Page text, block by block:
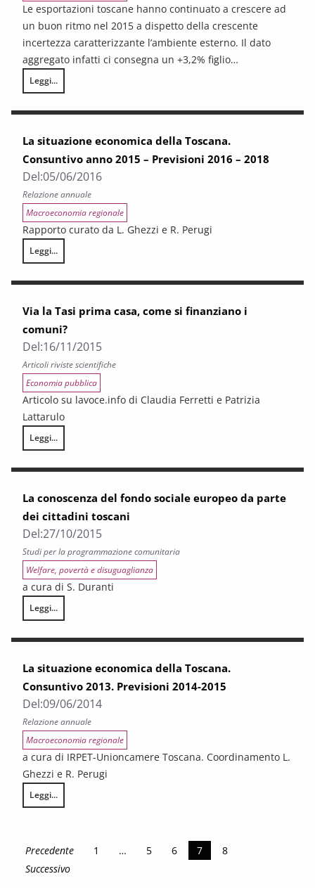
Le esportazioni toscane hanno continuato a crescere ad
un buon ritmo nel 2015 a dispetto della crescente
incertezza caratterizzante l’ambiente esterno. Il dato
aggregato infatti ci consegna un +3,2% figlio…
Leggi...
Le esportazioni della Toscana. Consuntivo 2015
La situazione economica della Toscana.
Consuntivo anno 2015 – Previsioni 2016 – 2018
Del:05/06/2016
Relazione annuale
Macroeconomia regionale
Rapporto curato da L. Ghezzi e R. Perugi
Leggi...
La situazione economica della Toscana. Consuntivo anno 2015 –
Via la Tasi prima casa, come si finanziano i
comuni?
Del:16/11/2015
Articoli riviste scientifiche
Economia pubblica
Articolo su lavoce.info di Claudia Ferretti e Patrizia
Lattarulo
Leggi...
Via la Tasi prima casa, come si finanziano i comuni?
La conoscenza del fondo sociale europeo da parte
dei cittadini toscani
Del:27/10/2015
Studi per la programmazione comunitaria
Welfare, povertà e disuguaglianza
a cura di S. Duranti
Leggi...
La conoscenza del fondo sociale europeo da parte dei cittadini toscani
La situazione economica della Toscana.
Consuntivo 2013. Previsioni 2014-2015
Del:09/06/2014
Relazione annuale
Macroeconomia regionale
a cura di IRPET-Unioncamere Toscana. Coordinamento L.
Ghezzi e R. Perugi
Leggi...
La situazione economica della Toscana. Consuntivo 2013. Previsioni
Precedente 1 … 5 6 7
8
Successivo